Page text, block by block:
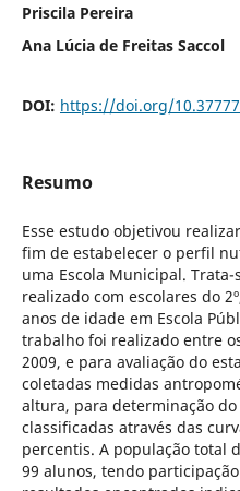
Priscila Pereira
Ana Lúcia de Freitas Saccol
DOI: https://doi.org/
Resumo
Esse estudo objetivou
fim de estabelecer o perfil
uma Escola Municipal.
realizado com escolares do
anos de idade em Escola
trabalho foi realizado entre
2009, e para avaliação do
coletadas medidas
altura, para determinação
classificadas através das
percentis. A população total
99 alunos, tendo